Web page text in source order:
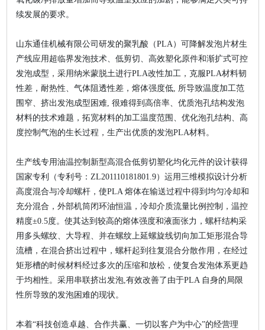
续发展的要求。
山东通佳机械有限公司研发的聚乳酸（PLA）可降解发泡片材生
产线应用超临界发泡技术、低剪切、高效塑化原件和渐扩式可控
发泡成型，采用纳米蒙脱土进行PLA改性加工，克服PLA材料韧
性差，耐热性、气体阻透性差，熔体强度低, 所导致温度加工范
围窄、挤出发泡成型困难, 很难得到高倍率、优质泡孔结构发泡
材料的技术难题，拓宽材料的加工温度范围、优化泡孔结构、高
度控制气泡的生长过程，生产出优质的发泡PLA材料。
生产线专用油温控制新型高混合低剪切塑化均化元件的设计获得
国家专利（专利号：ZL201110181801.9）运用三维模拟设计分析
高度混合与冷却螺杆，使PLA 熔体在输送过程中得到均匀冷却和
充分混合，外部机筒闭环油恒温，冷却介质流量比例控制，温控
精度±0.5度。使其达到较高的熔体强度和液面张力，螺杆结构采
用多头螺纹、大导程、并在螺纹上延螺旋线切向加工矩形混合导
流槽，在混合挤出过程中，螺杆起到往复混合分散作用，在经过
矩形槽的时候材料经过多次的压缩和放松，使复合发泡体系更趋
于均相性。采用串联挤出发泡,有效改善了由于PLA 自身的局限
性所导致的发泡困难的现状。
本着“科技创造卓越、合作共赢、一切以客户为中心”的经营理